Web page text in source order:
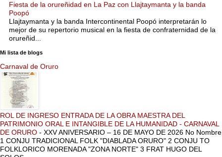
Fiesta de la orureñidad en La Paz con Llajtaymanta y la banda
Poopó
Llajtaymanta y la banda Intercontinental Poopó interpretarán lo
mejor de su repertorio musical en la fiesta de confraternidad de la
orureñid...
Mi lista de blogs
Carnaval de Oruro
ROL DE INGRESO ENTRADA DE LA OBRA MAESTRA DEL
PATRIMONIO ORAL E INTANGIBLE DE LA HUMANIDAD - CARNAVAL
DE ORURO - XXV ANIVERSARIO – 16 DE MAYO DE 2026 No Nombre
1 CONJU TRADICIONAL FOLK "DIABLADA ORURO" 2 CONJU TO
FOLKLORICO MORENADA "ZONA NORTE" 3 FRAT HUGO DEL